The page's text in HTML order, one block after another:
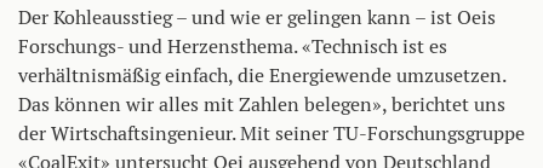
Der Kohleausstieg – und wie er gelingen kann – ist Oeis
Forschungs- und Herzensthema. «Technisch ist es
verhältnismäßig einfach, die Energiewende umzusetzen.
Das können wir alles mit Zahlen belegen», berichtet uns
der Wirtschaftsingenieur. Mit seiner TU-Forschungsgruppe
«CoalExit» untersucht Oei ausgehend von Deutschland